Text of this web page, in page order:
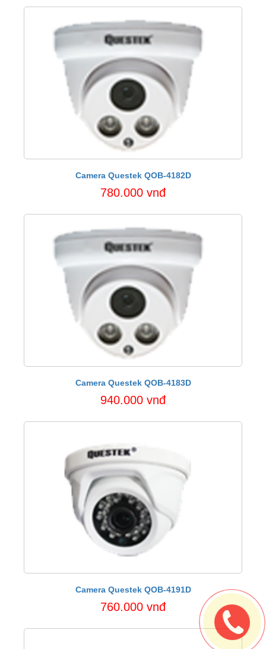
Camera Questek QOB-4182D
780.000 vnđ
Camera Questek QOB-4183D
940.000 vnđ
Camera Questek QOB-4191D
760.000 vnđ